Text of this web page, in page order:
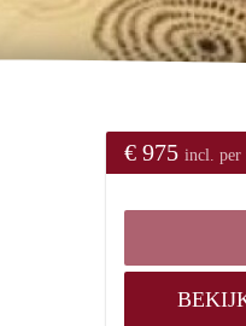
€ 975 incl. per